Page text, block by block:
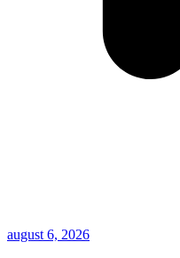
august 6, 2026